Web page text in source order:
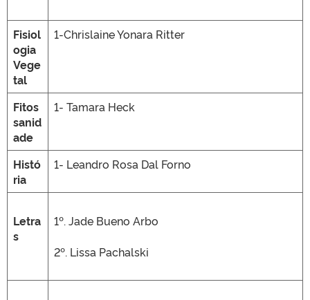
Fisiol
ogia
Vege
tal
1-Chrislaine Yonara Ritter
Fitos
sanid
ade
1- Tamara Heck
Histó
ria
1- Leandro Rosa Dal Forno
Letra
s
1º. Jade Bueno Arbo
2º. Lissa Pachalski